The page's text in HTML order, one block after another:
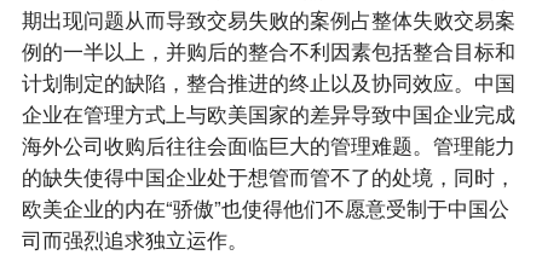
期出现问题从而导致交易失败的案例占整体失败交易案
例的一半以上，并购后的整合不利因素包括整合目标和
计划制定的缺陷，整合推进的终止以及协同效应。中国
企业在管理方式上与欧美国家的差异导致中国企业完成
海外公司收购后往往会面临巨大的管理难题。管理能力
的缺失使得中国企业处于想管而管不了的处境，同时，
欧美企业的内在“骄傲”也使得他们不愿意受制于中国公
司而强烈追求独立运作。